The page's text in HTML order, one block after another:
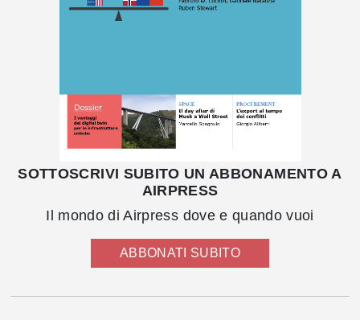
SOTTOSCRIVI SUBITO UN ABBONAMENTO A
AIRPRESS
Il mondo di Airpress dove e quando vuoi
ABBONATI SUBITO